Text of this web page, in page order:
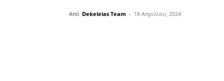
Από Dekeleias Team - 18 Απριλίου, 2024